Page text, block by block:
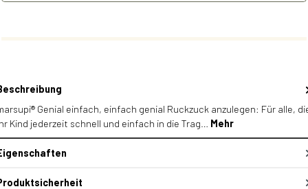
Genial einfach, einfach genial Ruckzuck anzulegen: Für alle,
Kind jederzeit schnell und einfach in die Trag… Mehr